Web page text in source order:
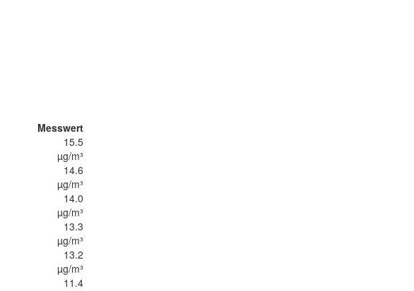
Messwert
15.5
µg/m³
14.6
µg/m³
14.0
µg/m³
13.3
µg/m³
13.2
µg/m³
11.4